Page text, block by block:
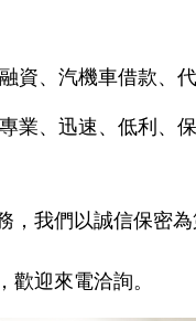
資、汽機車借款、
業、迅速、低利、保
我們以誠信保密
迎來電洽詢。